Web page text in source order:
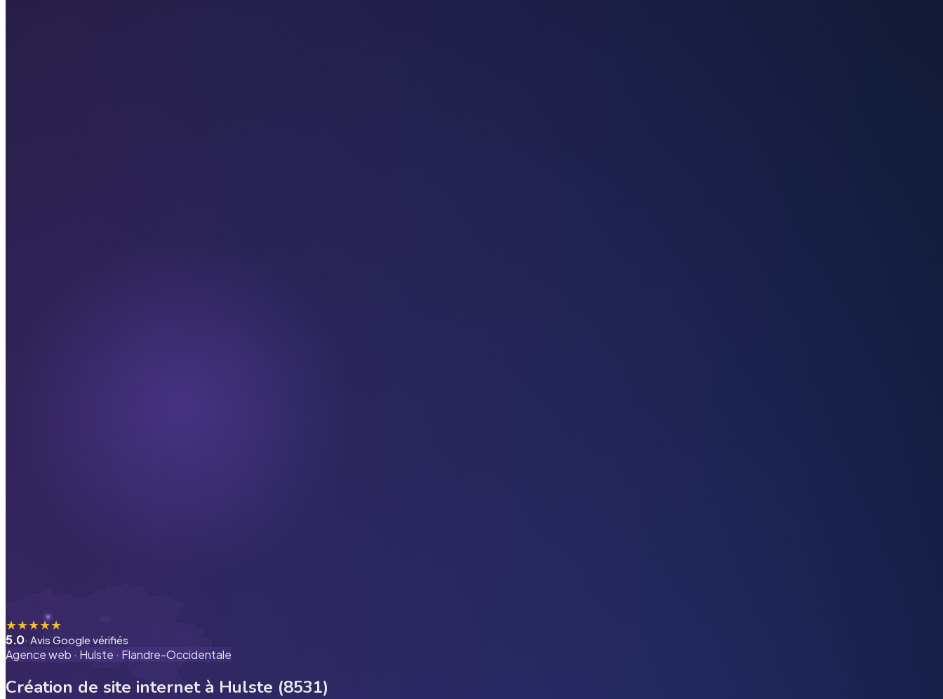
★★★★★
5.0· Avis Google vérifiés
Agence web · Hulste · Flandre-Occidentale
Création de site internet à Hulste (8531)